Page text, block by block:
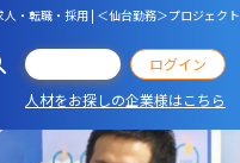
・転職・採用 | ＜仙台勤務＞プロジェ
ログイン
人材をお探しの企業様はこちら